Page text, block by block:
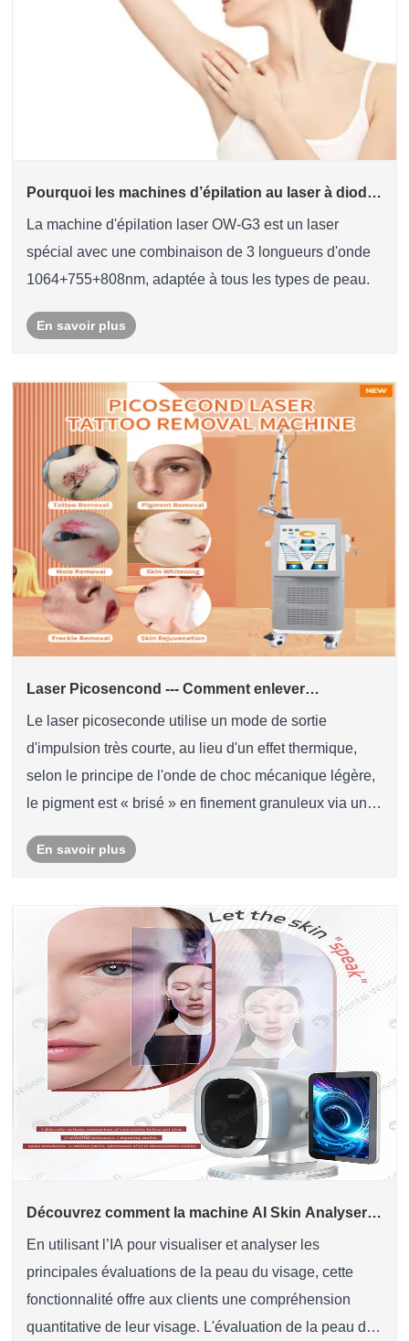
Pourquoi les machines d’épilation au laser à diode
La machine d'épilation laser OW-G3 est un laser
spécial avec une combinaison de 3 longueurs d'onde
1064+755+808nm, adaptée à tous les types de peau.
En savoir plus
Laser Picosencond --- Comment enlever
Le laser picoseconde utilise un mode de sortie
d'impulsion très courte, au lieu d'un effet thermique,
selon le principe de l'onde de choc mécanique légère,
le pigment est « brisé » en finement granuleux via une
absorbé par le métabolisme du corps.
En savoir plus
Découvrez comment la machine AI Skin Analyser
En utilisant l’IA pour visualiser et analyser les
principales évaluations de la peau du visage, cette
fonctionnalité offre aux clients une compréhension
quantitative de leur visage. L'évaluation de la peau du